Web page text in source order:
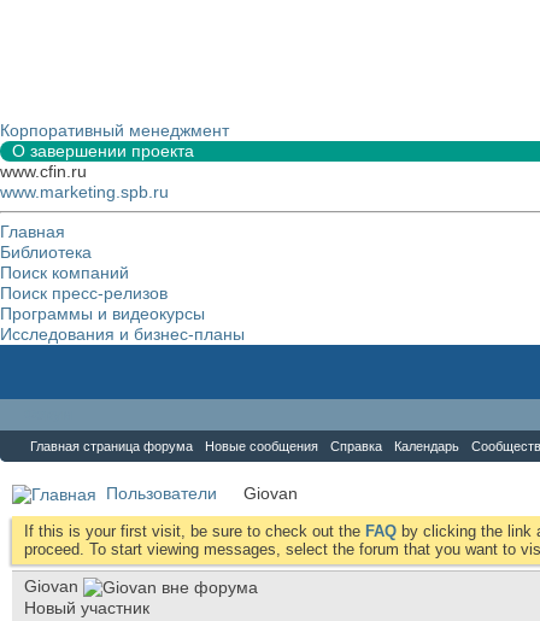
Корпоративный менеджмент
О завершении проекта
www.cfin.ru
www.marketing.spb.ru
Главная
Библиотека
Поиск компаний
Поиск пресс-релизов
Программы и видеокурсы
Исследования и бизнес-планы
Главная страница форума Новые сообщения Справка Календарь
Пользователи Giovan
If this is your first visit, be sure to check out the FAQ by clicking the link
proceed. To start viewing messages, select the forum that you want to
Giovan
Новый участник